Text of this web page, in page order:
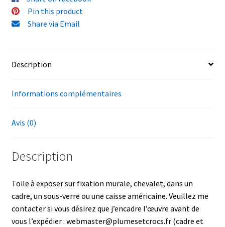
Pin this product
Share via Email
Description
Informations complémentaires
Avis (0)
Description
Toile à exposer sur fixation murale, chevalet, dans un
cadre, un sous-verre ou une caisse américaine. Veuillez me
contacter si vous désirez que j’encadre l’œuvre avant de
vous l’expédier : webmaster@plumesetcrocs.fr (cadre et